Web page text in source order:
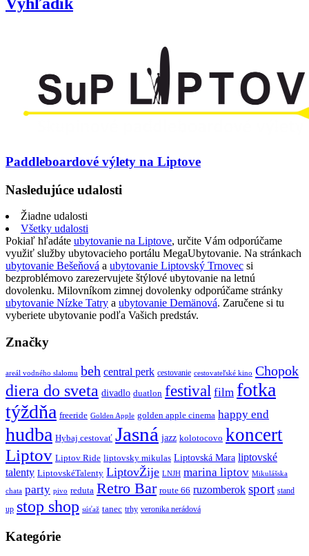
Výhľadík
Paddleboardové výlety na Liptove
Nasledujúce udalosti
Žiadne udalosti
Všetky udalosti
Pokiaľ hľadáte ubytovanie na Liptove, určite Vám odporúčame
využiť služby ubytovacieho portálu MegaUbytovanie. Na stránkach
ubytovanie Bešeňová a ubytovanie Liptovský Trnovec si
bezproblémovo zarezervujete štýlové ubytovanie na letnú
dovolenku. Milovníkom zimnej dovolenky odporúčame stránky
ubytovanie Nízke Tatry a ubytovanie Demänová. Zaručene si tu
vyberiete ubytovanie podľa Vašich predstáv.
Značky
areál vodného slalomu beh central perk cestovanie cestovateľské kino Chopok
diera do sveta divadlo duatlon festival film fotka
týždňa freeride Golden Apple golden apple cinema happy end
hudba Hybaj cestovať Jasná jazz kolotocovo koncert
Liptov Liptov Ride liptovsky mikulas Liptovská Mara liptovské
talenty LiptovskéTalenty LiptovŽije LNJH marina liptov Mikulášska
chata party pivo reduta Retro Bar route 66 ruzomberok sport stand
up stop shop súťaž tanec trhy veronika nerádová
Kategórie